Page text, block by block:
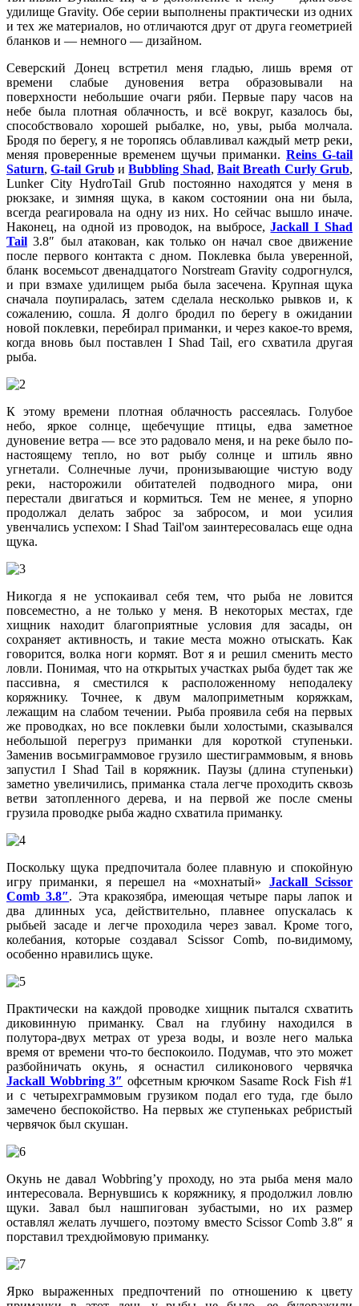
удилище Gravity. Обе серии выполнены практически из одних
и тех же материалов, но отличаются друг от друга геометрией
бланков и — немного — дизайном.
Северский Донец встретил меня гладью, лишь время от
времени слабые дуновения ветра образовывали на
поверхности небольшие очаги ряби. Первые пару часов на
небе была плотная облачность, и всё вокруг, казалось бы,
способствовало хорошей рыбалке, но, увы, рыба молчала.
Бродя по берегу, я не торопясь облавливал каждый метр реки,
меняя проверенные временем щучьи приманки. Reins G-tail
Saturn,G-tail GrubиBubbling Shad,Bait Breath Curly Grub,
Lunker City HydroTail Grub постоянно находятся у меня в
рюкзаке, и зимняя щука, в каком состоянии она ни была,
всегда реагировала на одну из них. Но сейчас вышло иначе.
Наконец, на одной из проводок, на выбросе,Jackall I Shad
Tail 3.8″ был атакован, как только он начал свое движение
после первого контакта с дном. Поклевка была уверенной,
бланк восемьсот двенадцатого Norstream Gravity содрогнулся,
и при взмахе удилищем рыба была засечена. Крупная щука
сначала поупиралась, затем сделала несколько рывков и, к
сожалению, сошла. Я долго бродил по берегу в ожидании
новой поклевки, перебирал приманки, и через какое-то время,
когда вновь был поставлен I Shad Tail, его схватила другая
рыба.
К этому времени плотная облачность рассеялась. Голубое
небо, яркое солнце, щебечущие птицы, едва заметное
дуновение ветра — все это радовало меня, и на реке было по-
настоящему тепло, но вот рыбу солнце и штиль явно
угнетали. Солнечные лучи, пронизывающие чистую воду
реки, насторожили обитателей подводного мира, они
перестали двигаться и кормиться. Тем не менее, я упорно
продолжал делать заброс за забросом, и мои усилия
увенчались успехом: I Shad Tail'ом заинтересовалась еще одна
щука.
Никогда я не успокаивал себя тем, что рыба не ловится
повсеместно, а не только у меня. В некоторых местах, где
хищник находит благоприятные условия для засады, он
сохраняет активность, и такие места можно отыскать. Как
говорится, волка ноги кормят. Вот я и решил сменить место
ловли. Понимая, что на открытых участках рыба будет так же
пассивна, я сместился к расположенному неподалеку
коряжнику. Точнее, к двум малоприметным коряжкам,
лежащим на слабом течении. Рыба проявила себя на первых
же проводках, но все поклевки были холостыми, сказывался
небольшой перегруз приманки для короткой ступеньки.
Заменив восьмиграммовое грузило шестиграммовым, я вновь
запустил I Shad Tail в коряжник. Паузы (длина ступеньки)
заметно увеличились, приманка стала легче проходить сквозь
ветви затопленного дерева, и на первой же после смены
грузила проводке рыба жадно схватила приманку.
Поскольку щука предпочитала более плавную и спокойную
игру приманки, я перешел на «мохнатый» Jackall Scissor
Comb 3.8″. Эта кракозябра, имеющая четыре пары лапок и
два длинных уса, действительно, плавнее опускалась к
рыбьей засаде и легче проходила через завал. Кроме того,
колебания, которые создавал Scissor Comb, по-видимому,
особенно нравились щуке.
Практически на каждой проводке хищник пытался схватить
диковинную приманку. Свал на глубину находился в
полутора-двух метрах от уреза воды, и возле него малька
время от времени что-то беспокоило. Подумав, что это может
разбойничать окунь, я оснастил силиконового червячка
Jackall Wobbring 3″ офсетным крючком Sasame Rock Fish #1
и с четырехграммовым грузиком подал его туда, где было
замечено беспокойство. На первых же ступеньках ребристый
червячок был скушан.
Окунь не давал Wobbring’у проходу, но эта рыба меня мало
интересовала. Вернувшись к коряжнику, я продолжил ловлю
щуки. Завал был нашпигован зубастыми, но их размер
оставлял желать лучшего, поэтому вместо Scissor Comb 3.8″ я
порставил трехдюймовую приманку.
Ярко выраженных предпочтений по отношению к цвету